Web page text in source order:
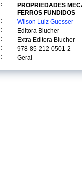
PROPRIEDADES
FERROS FUNDIDOS
Wilson Luiz Guesser
Editora Blucher
Extra Editora Blucher
978-85-212-0501-2
Geral